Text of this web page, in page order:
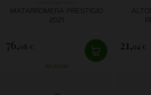
MATARROMERA PRESTIGIO
2021
76,08 €
SKLADOM
21,94 €